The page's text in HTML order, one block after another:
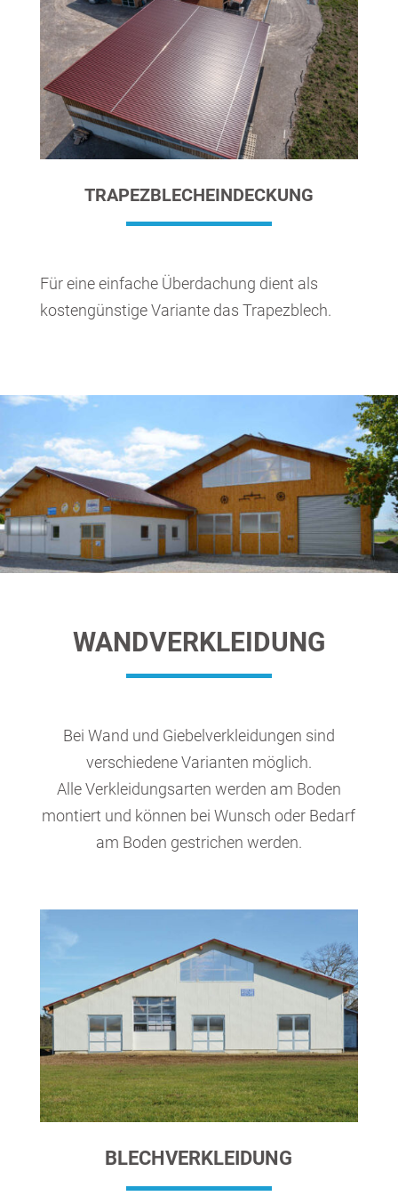
TRAPEZBLECHEINDECKUNG
Für eine einfache Überdachung dient als
kostengünstige Variante das Trapezblech.
WANDVERKLEIDUNG
Bei Wand und Giebelverkleidungen sind
verschiedene Varianten möglich.
Alle Verkleidungsarten werden am Boden
montiert und können bei Wunsch oder Bedarf
am Boden gestrichen werden.
BLECHVERKLEIDUNG